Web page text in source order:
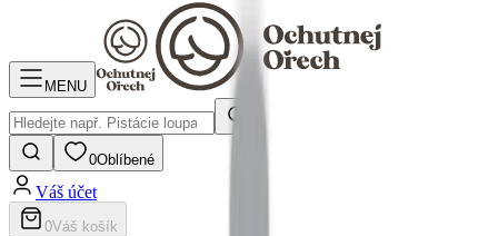
MENU
0Oblíbené
Váš účet
0Váš košík